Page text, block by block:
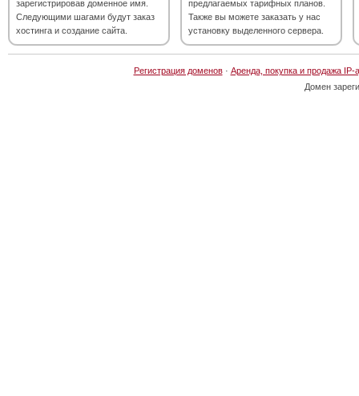
зарегистрировав доменное имя.
Следующими шагами будут заказ
хостинга и создание сайта.
предлагаемых тарифных планов.
Также вы можете заказать у нас
установку выделенного сервера.
Регистрация доменов· Аренда, покупка и продажа IP-
Домен